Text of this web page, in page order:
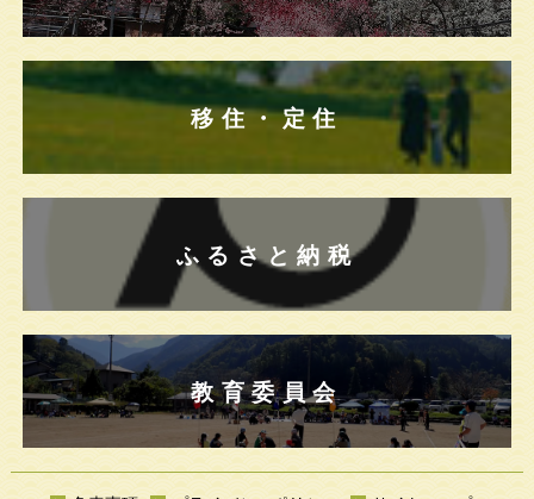
移住・定住
ふるさと納税
教育委員会